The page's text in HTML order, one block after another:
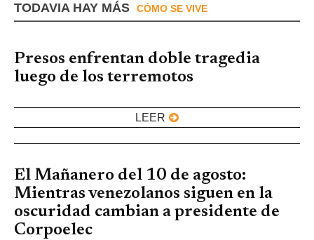
TODAVIA HAY MÁS CÓMO SE VIVE
Presos enfrentan doble tragedia
luego de los terremotos
LEER
El Mañanero del 10 de agosto:
Mientras venezolanos siguen en la
oscuridad cambian a presidente de
Corpoelec